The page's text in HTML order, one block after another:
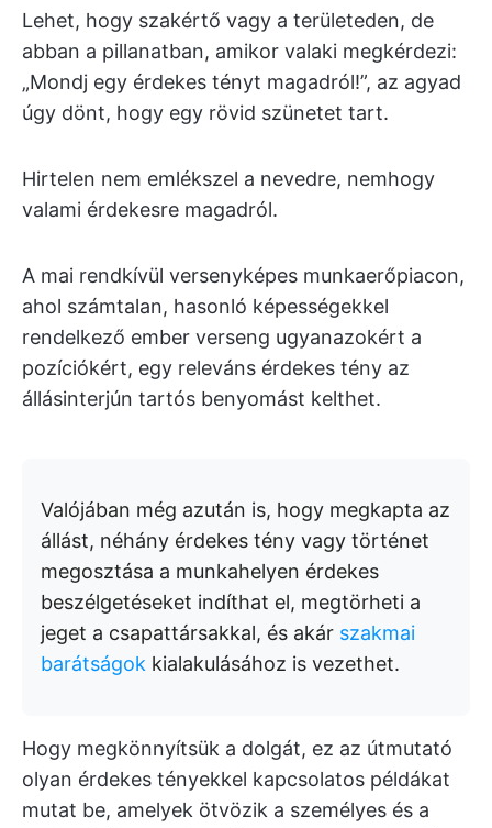
Lehet, hogy szakértő vagy a területeden, de
abban a pillanatban, amikor valaki megkérdezi:
„Mondj egy érdekes tényt magadról!”, az agyad
úgy dönt, hogy egy rövid szünetet tart.
Hirtelen nem emlékszel a nevedre, nemhogy
valami érdekesre magadról.
A mai rendkívül versenyképes munkaerőpiacon,
ahol számtalan, hasonló képességekkel
rendelkező ember verseng ugyanazokért a
pozíciókért, egy releváns érdekes tény az
állásinterjún tartós benyomást kelthet.
Valójában még azután is, hogy megkapta az
állást, néhány érdekes tény vagy történet
megosztása a munkahelyen érdekes
beszélgetéseket indíthat el, megtörheti a
jeget a csapattársakkal, és akár szakmai
barátságok kialakulásához is vezethet.
Hogy megkönnyítsük a dolgát, ez az útmutató
olyan érdekes tényekkel kapcsolatos példákat
mutat be, amelyek ötvözik a személyes és a